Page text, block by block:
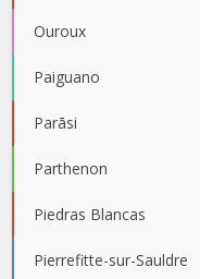
Ouroux
Paiguano
Parāsi
Parthenon
Piedras Blancas
Pierrefitte-sur-Sauldre